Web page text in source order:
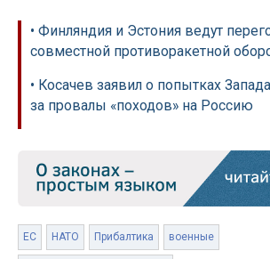
• Финляндия и Эстония ведут
совместной противоракетной
• Косачев заявил о попытках
за провалы «походов» на Россию
ЕС НАТО Прибалтика военные